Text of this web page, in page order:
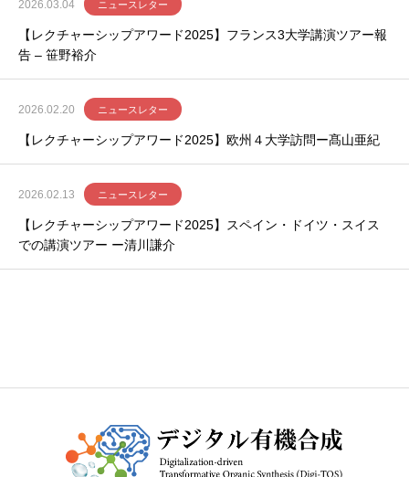
2026.03.04 ニュースレター
【レクチャーシップアワード2025】フランス3大学講演ツアー報
告 – 笹野裕介
2026.02.20 ニュースレター
【レクチャーシップアワード2025】欧州４大学訪問ー髙山亜紀
2026.02.13 ニュースレター
【レクチャーシップアワード2025】スペイン・ドイツ・スイス
での講演ツアー ー清川謙介